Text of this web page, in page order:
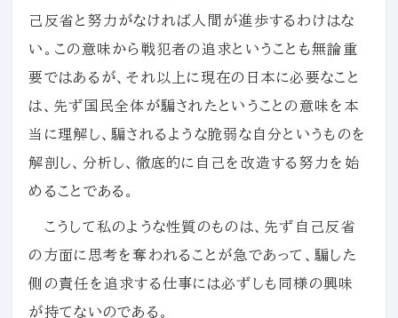
己反省と努力がなければ人間が進歩するわけはな
い。この意味から戦犯者の追求ということも無論重
要ではあるが、それ以上に現在の日本に必要なこと
は、先ず国民全体が騙されたということの意味を本
当に理解し、騙されるような脆弱な自分というものを
解剖し、分析し、徹底的に自己を改造する努力を始
めることである。
こうして私のような性質のものは、先ず自己反省
の方面に思考を奪われることが急であって、騙した
側の責任を追求する仕事には必ずしも同様の興味
が持てないのである。